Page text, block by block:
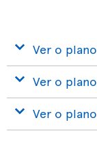
Ver o
Ver o
Ver o